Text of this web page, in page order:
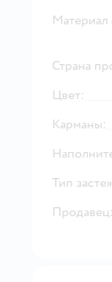
Материал
Страна
Цвет:
Карманы:
Тип
Продавец: